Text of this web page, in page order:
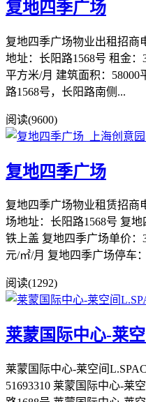
复地四季广场
复地四季广场物业出租招商
地址：长阳路1568号 租金
平方米/月 建筑面积：
路1568号，长阳路南侧...
阅读(9600)
复地四季广场
复地四季广场物业租赁招商
场地址：长阳路1568号 复
铁上盖 复地四季广场单价
元/㎡/月 复地四季广场停车
阅读(1292)
莱蒙国际中心-莱
莱蒙国际中心-莱空间
51693310 莱蒙国际中心-莱